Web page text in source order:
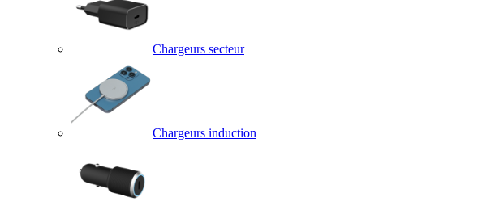
Chargeurs secteur
Chargeurs induction